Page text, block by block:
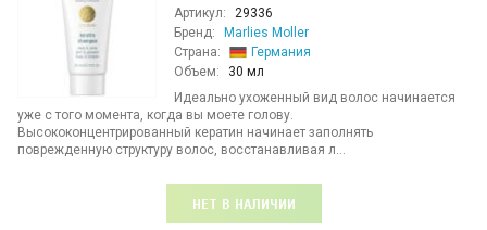
Артикул:
29336
Бренд:
Marlies Moller
Страна:
Германия
Объем:
30 мл
Идеально ухоженный вид волос начинается
уже с того момента, когда вы моете голову.
Высококонцентрированный кератин начинает заполнять
поврежденную структуру волос, восстанавливая л...
НЕТ В НАЛИЧИИ